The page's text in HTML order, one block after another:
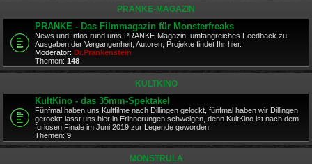
h
PRANKE-MAGAZIN
PRANKE - Das Filmmagazin für Monsterfreaks
News und Infos rund ums PRANKE-Magazin, umfangreiches Feedback zu
Ausgaben der Vergangenheit, Autoren, Projekte findet Ihr hier.
Moderator: Dr.Prankenstein
Themen: 148
KULTKINO
KultKino - das 35mm-Spektakel
Fünfmal haben uns Kultfilme nach Dillingen gelockt, fünfmal haben wir Dillingen
gerockt: lasst uns hier in Erinnerungen schwelgen, denn KultKino ist nach dem
furiosen Finale im Juni 2019 zur Legende geworden.
Themen: 9
MONSTRULA